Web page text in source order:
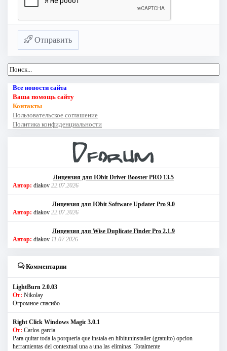
Отправить
Все новости сайта
Ваша помощь сайту
Контакты
Пользовательское соглашение
Политика конфиденциальности
Лицензия для IObit Driver Booster PRO 13.5
Автор: diakov 22.07.2026
Лицензия для IObit Software Updater Pro 9.0
Автор: diakov 22.07.2026
Лицензия для Wise Duplicate Finder Pro 2.1.9
Автор: diakov 11.07.2026
Комментарии
LightBurn 2.0.03
От: Nikolay
Огромное спасибо
Right Click Windows Magic 3.0.1
От: Carlos garcia
Para quitar toda la porqueria que instala en hibituninstaller (gratuito) opcion
herramientas del contextual una a una las eliminas. Totalmente